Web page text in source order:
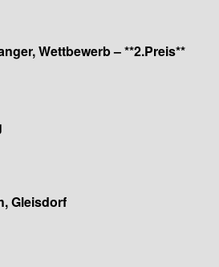
Wettbewerb – **2.Preis**
Gleisdorf